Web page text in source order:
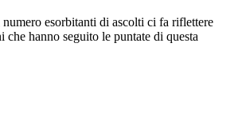
esorbitanti di ascolti ci fa riflettere
che hanno seguito le puntate di questa